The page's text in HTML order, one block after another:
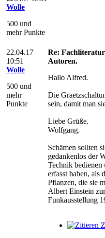
Wolle
500 und
mehr Punkte
22.04.17
10:51
Wolle
500 und
mehr
Punkte
Re:
Autoren.
Hallo Alfred.
Die
sein, damit man
Liebe Grüße.
Wolfgang.
Schämen sollten
gedankenlos der
Technik bedienen
erfasst haben, als
Pflanzen, die sie
Albert Einstein
Funkausstellung